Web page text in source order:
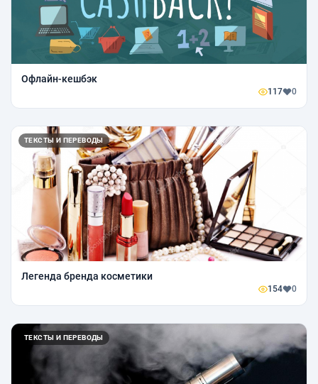
Офлайн-кешбэк
117 0
ТЕКСТЫ И ПЕРЕВОДЫ
Легенда бренда косметики
154 0
ТЕКСТЫ И ПЕРЕВОДЫ